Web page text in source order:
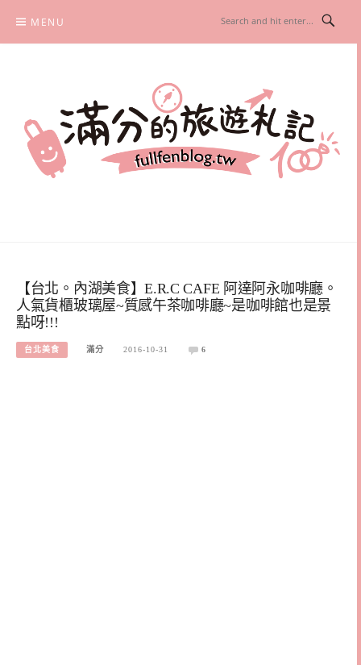
content
MENU
【台北。內湖美食】E.R.C CAFE 阿達阿永咖啡廳。
人氣貨櫃玻璃屋~質感午茶咖啡廳~是咖啡館也是景
點呀!!!
台北美食 滿分 2016-10-31 6